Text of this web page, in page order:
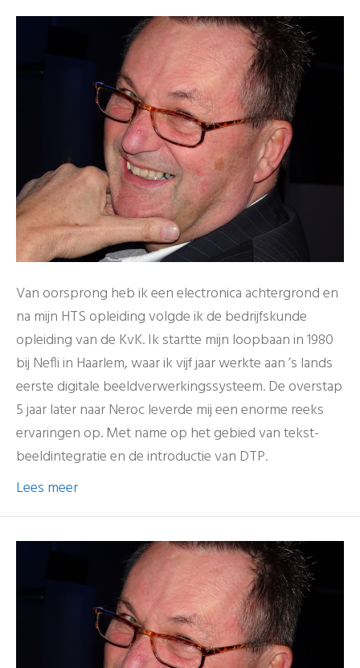
Van oorsprong heb ik een electronica achtergrond en
na mijn HTS opleiding volgde ik de bedrijfskunde
opleiding van de KvK. Ik startte mijn loopbaan in 1980
bij Nefli in Haarlem, waar ik vijf jaar werkte aan ’s lands
eerste digitale beeldverwerkingssysteem. De overstap
5 jaar later naar Neroc leverde mij een enorme reeks
ervaringen op. Met name op het gebied van tekst-
beeldintegratie en de introductie van DTP.
Lees meer